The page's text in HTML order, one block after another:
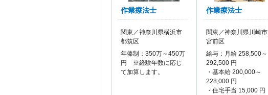
作業療法士
関東／神奈川県横浜市
都筑区
年俸制：350万～450万
円 ※経験年数に応じ
て加算します。
作業療法士
関東／神奈川県川崎市
宮前区
給与：月給 258,500～
292,500 円
・基本給 200,000～
228,000 円
・住宅手当 15,000 円